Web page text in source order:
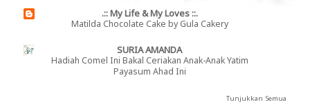
.:: My Life & My Loves ::.
Matilda Chocolate Cake by Gula Cakery
SURIA AMANDA
Hadiah Comel Ini Bakal Ceriakan Anak-Anak Yatim
Payasum Ahad Ini
Tunjukkan Semua